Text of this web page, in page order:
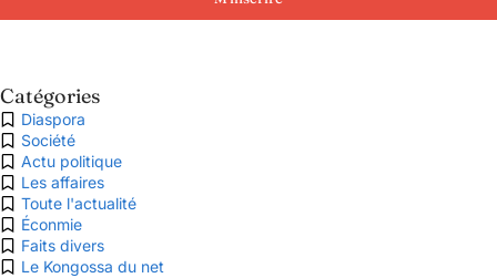
Catégories
Diaspora
Société
Actu politique
Les affaires
Toute l'actualité
Éconmie
Faits divers
Le Kongossa du net